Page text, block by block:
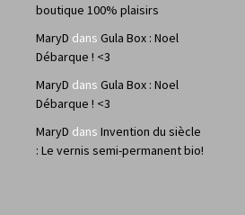
boutique 100% plaisirs
MaryD dans Gula Box : Noel
Débarque ! <3
MaryD dans Gula Box : Noel
Débarque ! <3
MaryD dans Invention du siècle
: Le vernis semi-permanent bio!